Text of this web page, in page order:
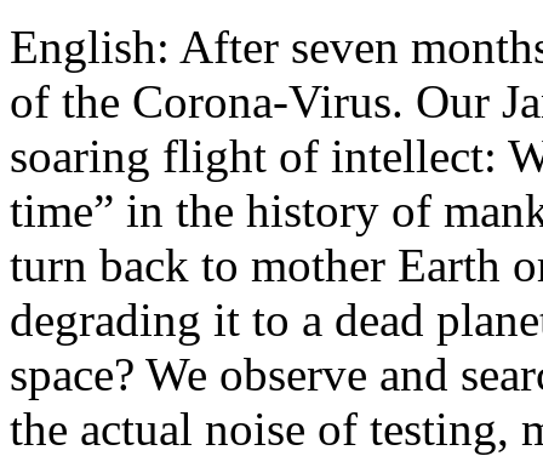
English: After seven
of the Corona-Virus. Our
soaring flight of intellect:
time” in the history of
turn back to mother Earth
degrading it to a dead
space? We observe and
the actual noise of testing,